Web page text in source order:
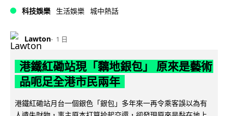
科技娛樂 生活娛樂 城中熱話
Lawton 1 日
港鐵紅磡站現「黐地銀包」 原來是藝術
品呃足全港市民兩年
港鐵紅磡站月台一個銀色「銀包」多年來一再令乘客誤以為有